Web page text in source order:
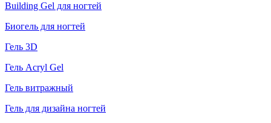
Building Gel для ногтей
Биогель для ногтей
Гель 3D
Гель Acryl Gel
Гель витражный
Гель для дизайна ногтей